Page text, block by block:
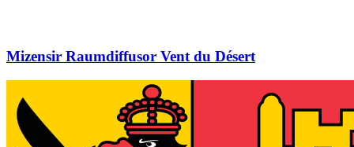
Mizensir Raumdiffusor Vent du Désert